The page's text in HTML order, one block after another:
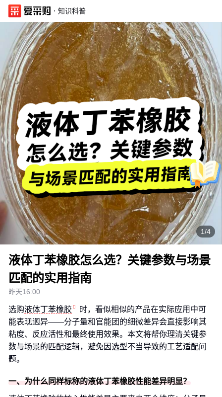
· 知识科普
1/4
液体丁苯橡胶怎么选？关键参数与场景
匹配的实用指南
昨天16:00
选购液体丁苯橡胶
时，看似相似的产品在实际应用中可
能表现迥异——分子量和官能团的细微差异会直接影响其
粘度、反应活性和最终使用效果。本文将帮你理清关键参
数与场景的匹配逻辑，避免因选型不当导致的工艺适配问
题。
一、为什么同样标称的液体丁苯橡胶性能差异明显？